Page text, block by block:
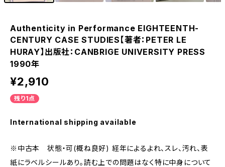
Authenticity in Performance EIGHTEENTH-
CENTURY CASE STUDIES【著者：PETER LE
HURAY】出版社：CANBRIGE UNIVERSITY PRESS
1990年
¥2,910
残り1点
International shipping available
※中古本 状態・可(概ね良好) 経年によるよれ、スレ、汚れ、表
紙にラベルシールあり。読む上での問題はなく特に中身について